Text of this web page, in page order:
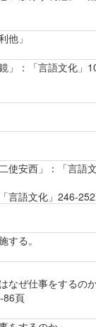
他」
」：「言語文化」
使安西」：「言語
言語文化」246-
する。
なぜ仕事をするの
86頁